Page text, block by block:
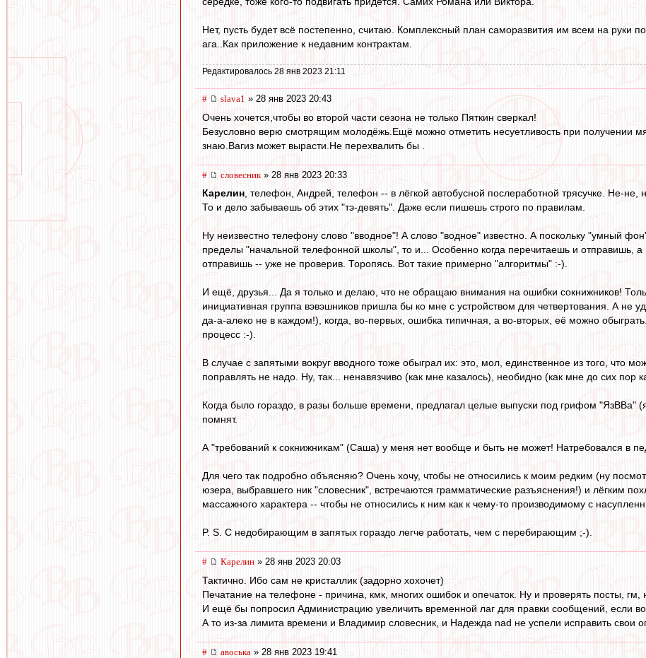
Нет, пусть будет всё постепенно, считаю. Комплексный план саморазвития им всем на руки
ага..Как приложение к недавним контрактам.
Редактировалось 28 янв 2023 21:11
# slava1 » 28 янв 2023 20:43
Очень хочется,чтобы во второй части сезона не только Пяткин сверкал!
Безусловно верю смотрящим молодёжь.Ещё можно отметить несуетливость при получении
знаю.Вагиз может вырасти.Не перехвалить бы .
# словесник » 28 янв 2023 20:33
Карелин, телефон, Андрей, телефон -- в лёгкой автобусной послеработной трясучке. Не-не,
То и дело забываешь об этих "тэ-девять". Даже если пишешь строго по правилам.
Ну неизвестно телефону слово "вводное"! А слово "водное" известно. А поскольку "умный
пределы "начальной телефонной школы", то и... Особенно когда перечитаешь и отправишь, а
отправишь -- уже не проверив. Торопясь. Вот такие примерно "алгоритмы" :-).
И ещё, друзья... Да я только и делаю, что не обращаю внимания на ошибки сокнижников!
инициативная группа вэвэшников пришла бы ко мне с устройством для четвертования. А не
да-а-алеко не в каждом!), когда, во-первых, ошибка типичная, а во-вторых, её можно
процесс :-).
В случае с запятыми вокруг вводного тоже обыграл их: это, мол, единственное из того, что
поправлять не надо. Ну, так... ненавязчиво (как мне казалось), необидно (как мне до сих пор
Когда было гораздо, в разы больше времени, предлагал целые выпуски под грифом
помнят.
А "требований к сокнижникам" (Саша) у меня нет вообще и быть не может! Натребовался в
Для чего так подробно объясняю? Очень хочу, чтобы не относились к моим редким (ну
юзера, выбравшего ник "словесник", встречаются грамматические разъяснения!) и лёгким
массажного характера -- чтобы не относились к ним как к чему-то производимому с
P. S. С недобирающим в запятых гораздо легче работать, чем с перебирающим ;-).
# Карелин » 28 янв 2023 20:03
Тактично. Ибо сам не кристаллик (задорно хохочет)
Печатание на телефоне - причина, кмк, многих ошибок и опечаток. Ну и проверять посты, гм,
И ещё бы попросил Администрацию увеличить временной лаг для правки сообщений, если
А то из-за лимита времени и Владимир словесник, и Надежда nad не успели исправить свои
# авоська » 28 янв 2023 19:41